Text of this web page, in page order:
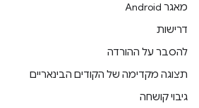
מאגר Android
דרישות
להסבר על ההורדה
תצוגה מקדימה של הקודים הבינאריים
גיבוי קושחה